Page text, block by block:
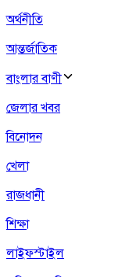
অর্থনীতি
আন্তর্জাতিক
বাংলার বাণী
জেলার খবর
বিনোদন
খেলা
রাজধানী
শিক্ষা
লাইফস্টাইল